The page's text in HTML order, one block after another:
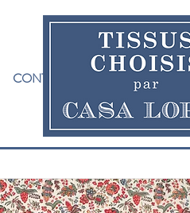
CONTACT